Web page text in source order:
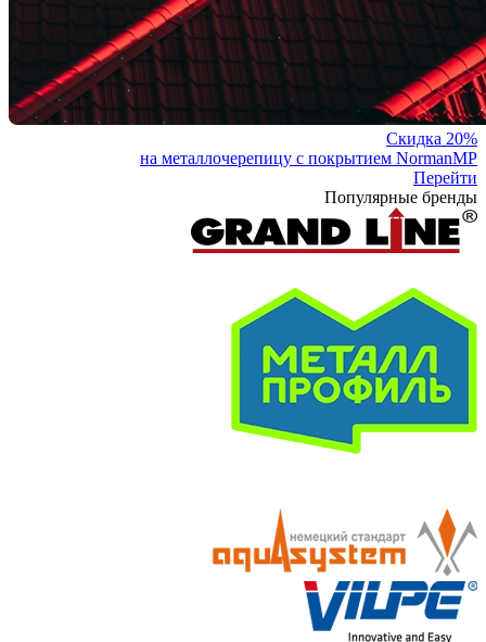
Скидка 20%
на металлочерепицу с покрытием NormanMP
Перейти
Популярные бренды